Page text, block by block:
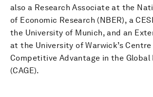
also a Research Associate at the
of Economic Research (NBER), a
the University of Munich, and an
at the University of Warwick’s
Competitive Advantage in the Global
(CAGE).